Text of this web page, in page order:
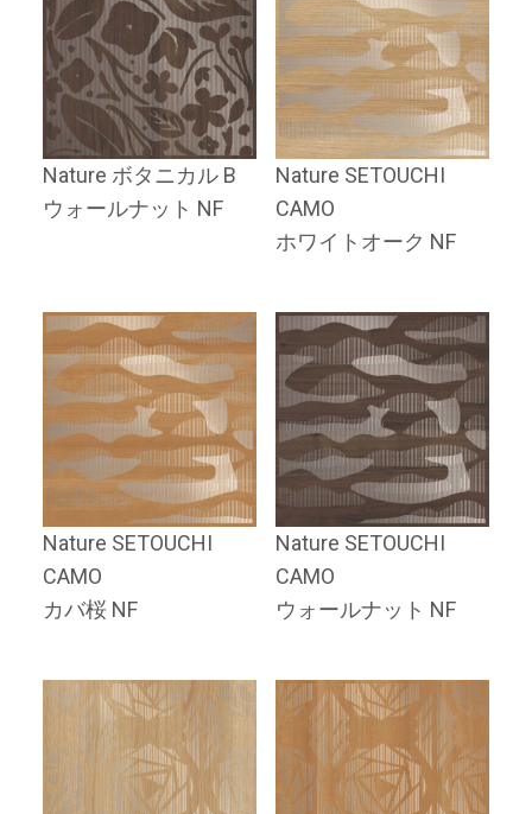
Nature ボタニカル B
ウォールナット NF
Nature SETOUCHI
CAMO
ホワイトオーク NF
Nature SETOUCHI
CAMO
カバ桜 NF
Nature SETOUCHI
CAMO
ウォールナット NF